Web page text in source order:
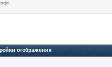
отображения